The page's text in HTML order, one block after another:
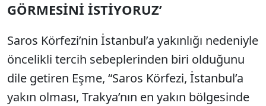
GÖRMESİNİ İSTİYORUZ’
Saros Körfezi’nin İstanbul’a yakınlığı nedeniyle
öncelikli tercih sebeplerinden biri olduğunu
dile getiren Eşme, “Saros Körfezi, İstanbul’a
yakın olması, Trakya’nın en yakın bölgesinde